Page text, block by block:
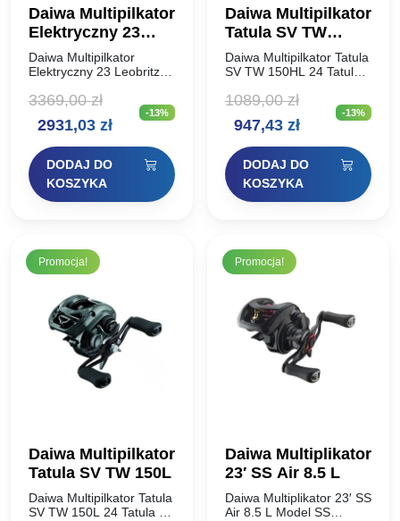
Daiwa Multipilkator
Elektryczny 23
Leobritz 300JL
Daiwa Multipilkator
Elektryczny 23 Leobritz
elektryczny DAIWA –
nodel na lewą rękę! Ten
kołowrotek doskonale
połowu karmazynów,
dorszy i…
3369,00zł
Pierwotna
cena
wynosiła:
3369,00 zł.
2931,03 złAktualna
cena
wynosi:
2931,03 zł.
-13%
DODAJ DO
KOSZYKA
Daiwa Multipilkator
Tatula SV TW
150HL
Daiwa Multipilkator Tatula
SV TW 150HL 24 Tatula
model do dużych przynęt
z systemem hamowania
SV Boost! Model
1089,00zł
Pierwotna
cena
wynosiła:
1089,00 zł.
947,43 złAktualna
cena
wynosi:
947,43 zł.
-13%
DODAJ DO
KOSZYKA
Promocja!
Daiwa Multipilkator
Tatula SV TW 150L
Daiwa Multipilkator Tatula
SV TW 150L 24 Tatula SV
Promocja!
Daiwa Multiplikator
23′ SS Air 8.5 L
Daiwa Multiplikator 23′ SS
Air 8.5 L Model SS